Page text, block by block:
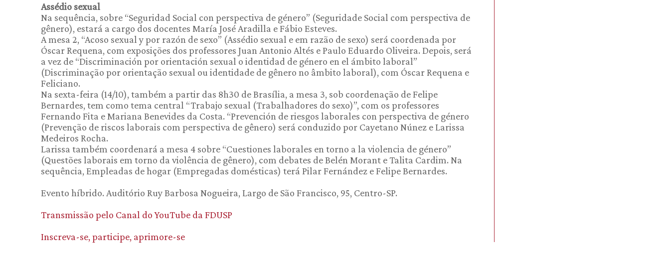
Assédio sexual
Na sequência, sobre “Seguridad Social con perspectiva de género” (Seguridade Social com perspectiva de
gênero), estará a cargo dos docentes María José Aradilla e Fábio Esteves.
A mesa 2, “Acoso sexual y por razón de sexo” (Assédio sexual e em razão de sexo) será coordenada por
Óscar Requena, com exposições dos professores Juan Antonio Altés e Paulo Eduardo Oliveira. Depois, será
a vez de “Discriminación por orientación sexual o identidad de género en el ámbito laboral”
(Discriminação por orientação sexual ou identidade de gênero no âmbito laboral), com Óscar Requena e
Feliciano.
Na sexta-feira (14/10), também a partir das 8h30 de Brasília, a mesa 3, sob coordenação de Felipe
Bernardes, tem como tema central “Trabajo sexual (Trabalhadores do sexo)”, com os professores
Fernando Fita e Mariana Benevides da Costa. “Prevención de riesgos laborales con perspectiva de género
(Prevenção de riscos laborais com perspectiva de gênero) será conduzido por Cayetano Núnez e Larissa
Medeiros Rocha.
Larissa também coordenará a mesa 4 sobre “Cuestiones laborales en torno a la violencia de género”
(Questões laborais em torno da violência de gênero), com debates de Belén Morant e Talita Cardim. Na
sequência, Empleadas de hogar (Empregadas domésticas) terá Pilar Fernández e Felipe Bernardes.
Evento híbrido. Auditório Ruy Barbosa Nogueira, Largo de São Francisco, 95, Centro-SP.
Transmissão pelo Canal do YouTube da FDUSP
Inscreva-se, participe, aprimore-se